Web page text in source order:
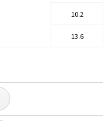
10.2
13.6